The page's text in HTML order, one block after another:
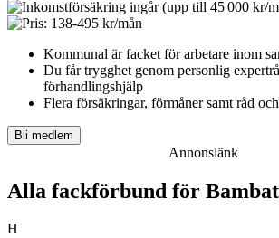
Kommunal är facket för arbetare inom
Du får trygghet genom personlig
förhandlingshjälp
Flera försäkringar, förmåner samt råd
Bli medlem
Annonslänk
Alla fackförbund för
H